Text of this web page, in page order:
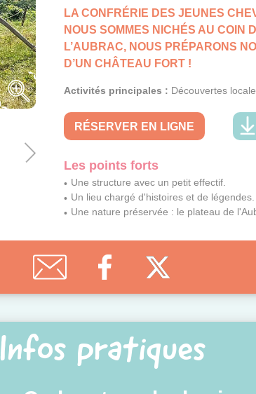
LA CONFRÉRIE DES JEUNES
NOUS SOMMES NICHÉS AU COIN
L’AUBRAC, NOUS PRÉPARONS
D’UN CHÂTEAU FORT !
Activités principales : Découvertes
RÉSERVER EN LIGNE
Les points forts
Une structure avec un petit effectif.
Un lieu chargé d'histoires et de légendes.
Une nature préservée : le plateau de
Infos pratiques